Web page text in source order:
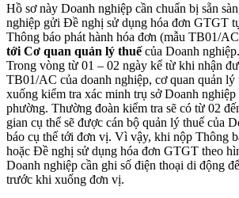
Hồ sơ này Doanh nghiệp cần chuẩn bị sẵn
nghiệp gửi Đề nghị sử dụng hóa đơn GTGT
Thông báo phát hành hóa đơn (mẫu TB01/
tới Cơ quan quản lý thuếcủa Doanh nghiệp.
Trong vòng từ 01 – 02 ngày kể từ khi nhận
TB01/AC của doanh nghiệp, cơ quan quản lý
xuống kiểm tra xác minh trụ sở Doanh
phường. Thường đoàn kiểm tra sẽ có từ 02
gian cụ thể sẽ được cán bộ quản lý thuế của
báo cụ thể tới đơn vị. Vì vậy, khi nộp Thông
hoặc Đề nghị sử dụng hóa đơn GTGT theo
Doanh nghiệp cần ghi số điện thoại di động
trước khi xuống đơn vị.